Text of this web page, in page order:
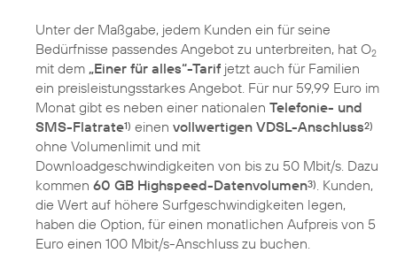
Unter der Maßgabe, jedem Kunden ein für seine
Bedürfnisse passendes Angebot zu unterbreiten, hat O2
mit dem „Einer für alles“-Tarif jetzt auch für Familien
ein preisleistungsstarkes Angebot. Für nur 59,99 Euro im
Monat gibt es neben einer nationalen Telefonie- und
SMS-Flatrate1) einen vollwertigen VDSL-Anschluss2)
ohne Volumenlimit und mit
Downloadgeschwindigkeiten von bis zu 50 Mbit/s. Dazu
kommen 60 GB Highspeed-Datenvolumen3)
. Kunden,
die Wert auf höhere Surfgeschwindigkeiten legen,
haben die Option, für einen monatlichen Aufpreis von 5
Euro einen 100 Mbit/s-Anschluss zu buchen.